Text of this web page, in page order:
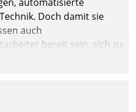
Doch damit sie
auch
bereit sein, sich zu
sonst werden sie an ihr